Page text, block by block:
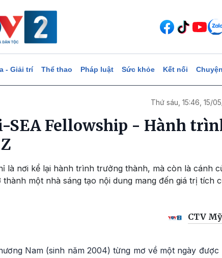
- Giải trí Thể thao Pháp luật Sức khỏe Kết nối
Thứ sáu, 15:46, 15/
SEA Fellowship - Hành
là nơi kể lại hành trình trưởng thành, mà còn là cánh
một nhà sáng tạo nội dung mang đến giá trị tích
CTV
Nam (sinh năm 2004) từng mơ về một ngày được